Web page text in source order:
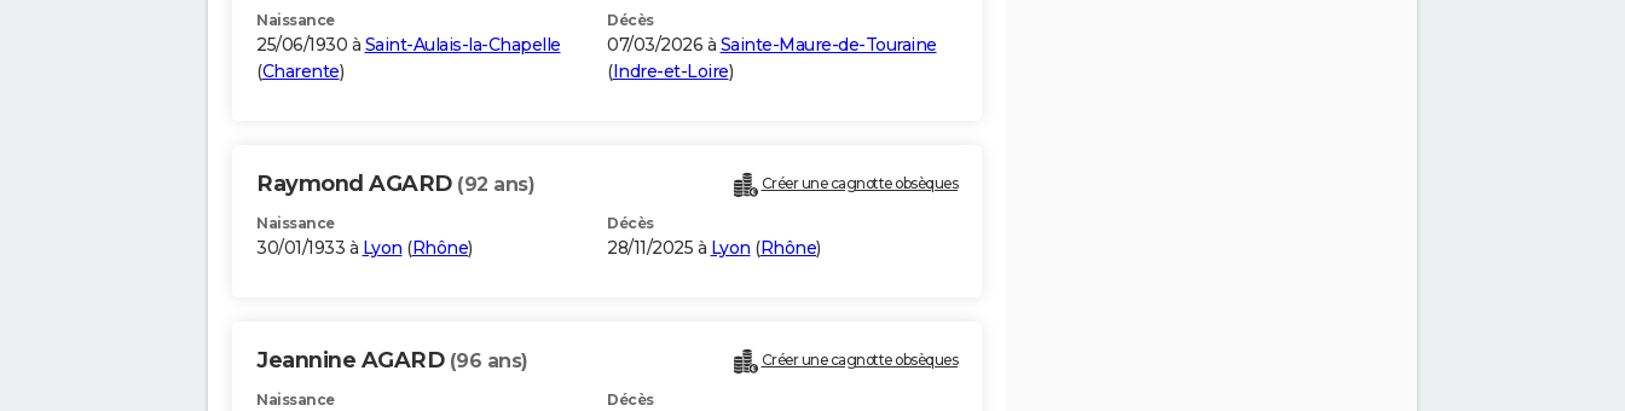
Naissance
25/06/1930 à Saint-Aulais-la-Chapelle
(Charente)
Décès
07/03/2026 à Sainte-Maure-de-Touraine
(Indre-et-Loire)
Raymond AGARD (92 ans) Créer une cagnotte obsèques
Naissance
30/01/1933 à Lyon (Rhône)
Décès
28/11/2025 à Lyon (Rhône)
Jeannine AGARD (96 ans) Créer une cagnotte obsèques
Naissance Décès